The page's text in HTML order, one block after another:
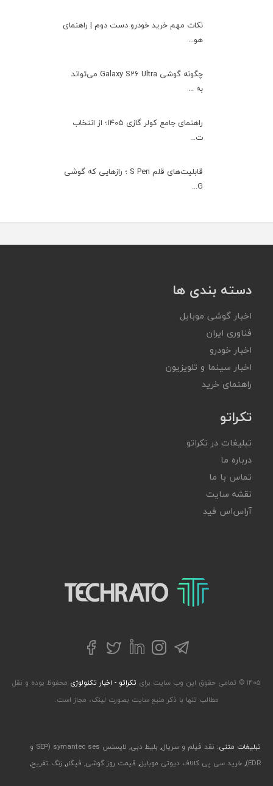
نکات مهم خرید خودرو دست دوم | راهنمای
هو...
چگونه گوشی Galaxy S26 Ultra می‌تواند
به ...
راهنمای جامع کولر گازی ۱۴۰۵؛ از انتخاب
ت...
قابلیت‌های قلم S Pen ؛ رازهایی که گوشی
G...
دسته بندی ها
اخبار گوشی موبایل
فناوری ایران
اخبار خودرو
اخبار سینما و تلویزیون
راهنمای خرید
تکراتو
تبلیغات در تکراتو
درباره ما
تماس با ما
نقشه سایت
آر‌اس‌اس فید
تکراتو – زندگی با تکنولوژی
تلگراماینستاگرام
لینکداینتوییترفیسبوک
۱۴۰۵ © تمامی حقوق این وب سایت برای تکراتو - اخبار تکنولوژی محفوظ بوده و نقل
مطالب تنها با ذکر منبع سایت بصورت لینک، مجاز است.
تبلیغات متنی: نقد فیلم و سریال, بلیط دبی,
لایسنس symantec ses (SEP و
EDR)
, خرید سی پی کالاف دیوتی موبایل, قیمت روز گوشی, فیگار, زنگ تفریح,